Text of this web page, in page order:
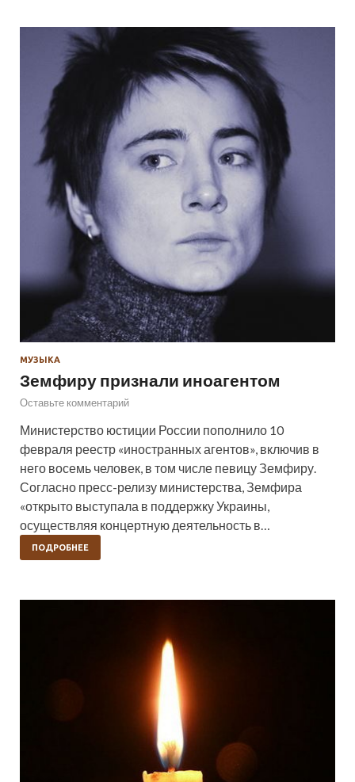
МУЗЫКА
Земфиру признали иноагентом
Оставьте комментарий
Министерство юстиции России пополнило 10
февраля реестр «иностранных агентов», включив в
него восемь человек, в том числе певицу Земфиру.
Согласно пресс-релизу министерства, Земфира
«открыто выступала в поддержку Украины,
осуществляя концертную деятельность в…
ПОДРОБНЕЕ